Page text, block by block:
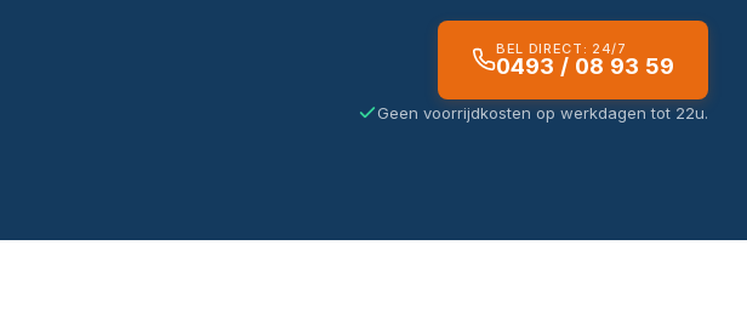
BEL DIRECT: 24/7
0493 / 08 93 59
Geen voorrijdkosten op werkdagen tot 22u.